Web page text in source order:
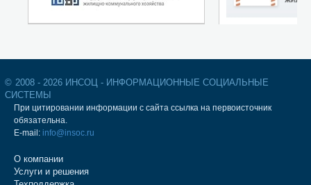
© 2008 - 2026 ИНСОЦ - ИНФОРМАЦИОННЫЕ СОЦИАЛЬНЫЕ
СИСТЕМЫ
При цитировании информации с сайта ссылка на первоисточник
обязательна.
E-mail: info@insoc.ru
О компании
Услуги и решения